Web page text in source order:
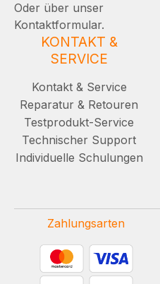
Oder über unser
Kontaktformular.
KONTAKT &
SERVICE
Kontakt & Service
Reparatur & Retouren
Testprodukt-Service
Technischer Support
Individuelle Schulungen
Zahlungsarten